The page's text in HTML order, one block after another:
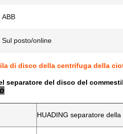
ABB
Sul posto/online
di disco della centrifuga della
separatore del disco del
HUADING separatore